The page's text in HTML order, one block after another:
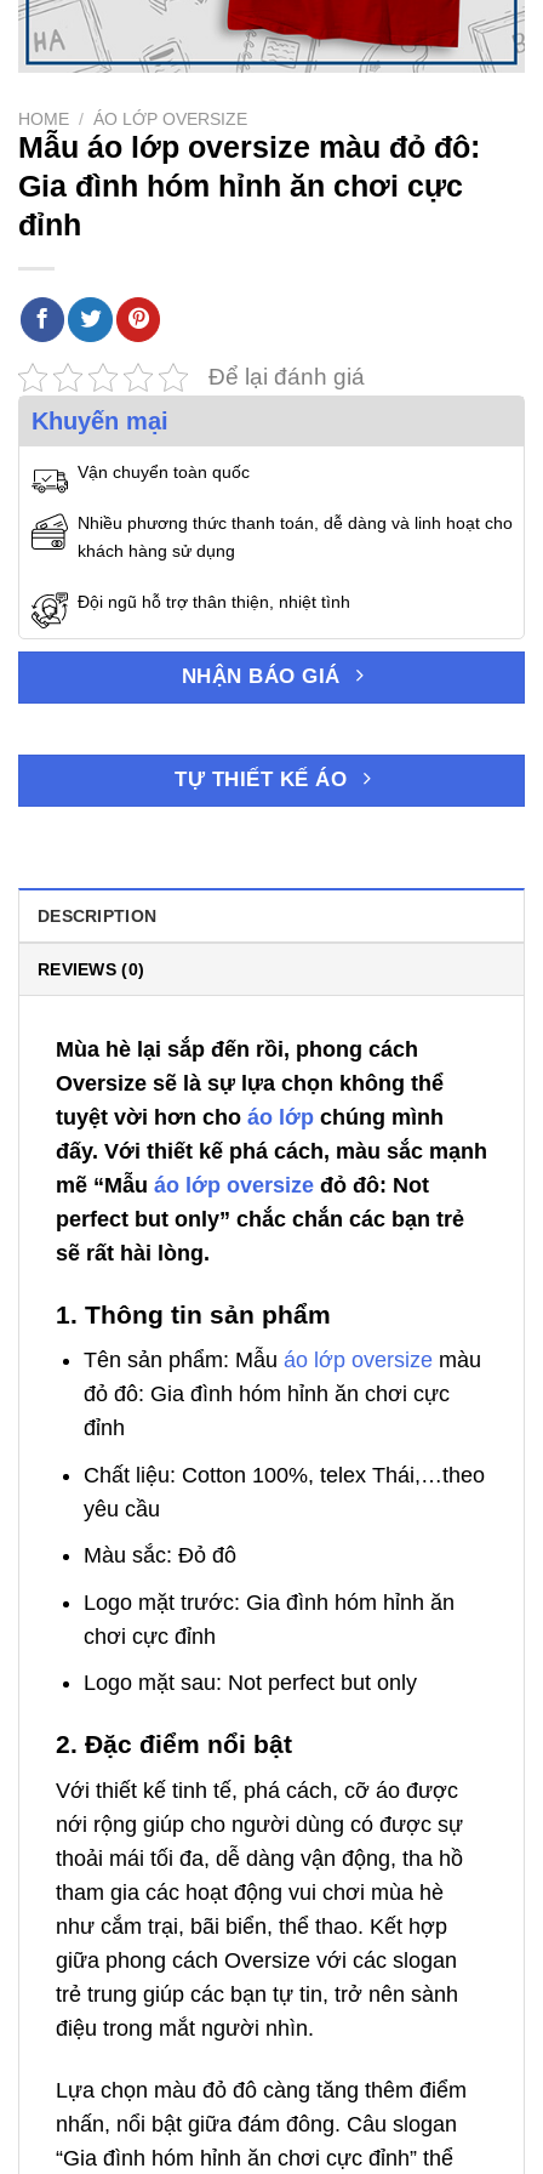
HOME / ÁO LỚP OVERSIZE
Mẫu áo lớp oversize màu đỏ đô:
Gia đình hóm hỉnh ăn chơi cực
đỉnh
Để lại đánh giá
Khuyến mại
Vận chuyển toàn quốc
Nhiều phương thức thanh toán, dễ dàng và linh hoạt cho
khách hàng sử dụng
Đội ngũ hỗ trợ thân thiện, nhiệt tình
NHẬN BÁO GIÁ
TỰ THIẾT KẾ ÁO
DESCRIPTION
REVIEWS (0)
Mùa hè lại sắp đến rồi, phong cách
Oversize sẽ là sự lựa chọn không thể
tuyệt vời hơn cho áo lớp chúng mình
đấy. Với thiết kế phá cách, màu sắc mạnh
mẽ “Mẫu áo lớp oversize đỏ đô: Not
perfect but only” chắc chắn các bạn trẻ
sẽ rất hài lòng.
1. Thông tin sản phẩm
Tên sản phẩm: Mẫu áo lớp oversizemàu
đỏ đô: Gia đình hóm hỉnh ăn chơi cực
đỉnh
Chất liệu: Cotton 100%, telex Thái,…theo
yêu cầu
Màu sắc: Đỏ đô
Logo mặt trước: Gia đình hóm hỉnh ăn
chơi cực đỉnh
Logo mặt sau: Not perfect but only
2. Đặc điểm nổi bật
Với thiết kế tinh tế, phá cách, cỡ áo được
nới rộng giúp cho người dùng có được sự
thoải mái tối đa, dễ dàng vận động, tha hồ
tham gia các hoạt động vui chơi mùa hè
như cắm trại, bãi biển, thể thao. Kết hợp
giữa phong cách Oversize với các slogan
trẻ trung giúp các bạn tự tin, trở nên sành
điệu trong mắt người nhìn.
Lựa chọn màu đỏ đô càng tăng thêm điểm
nhấn, nổi bật giữa đám đông. Câu slogan
“Gia đình hóm hỉnh ăn chơi cực đỉnh” thể